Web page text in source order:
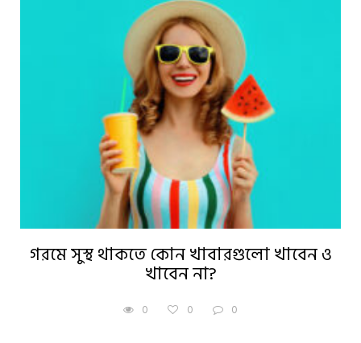
গরমে সুস্থ থাকতে কোন খাবারগুলো খাবেন ও
খাবেন না?
0 0 0